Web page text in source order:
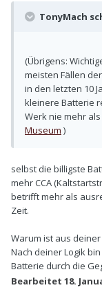
TonyMach
(Übrigens:
meisten Fällen
in den letzten 10
kleinere Batterie
Werk nie mehr als
Museum )
selbst die billigste
mehr CCA
betrifft mehr als
Zeit.
Warum ist aus
Nach deiner Logik
Batterie durch die
Bearbeitet 18.